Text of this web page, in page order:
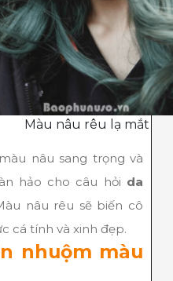
Màu nâu rêu lạ mắt
nâu sang trọng và
hảo cho câu hỏi da
nâu rêu sẽ biến cô
cá tính và xinh đẹp.
nhuộm màu